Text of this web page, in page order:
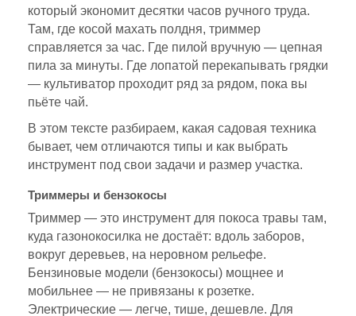
который экономит десятки часов ручного труда.
Там, где косой махать полдня, триммер
справляется за час. Где пилой вручную — цепная
пила за минуты. Где лопатой перекапывать грядки
— культиватор проходит ряд за рядом, пока вы
пьёте чай.
В этом тексте разбираем, какая садовая техника
бывает, чем отличаются типы и как выбрать
инструмент под свои задачи и размер участка.
Триммеры и бензокосы
Триммер — это инструмент для покоса травы там,
куда газонокосилка не достаёт: вдоль заборов,
вокруг деревьев, на неровном рельефе.
Бензиновые модели (бензокосы) мощнее и
мобильнее — не привязаны к розетке.
Электрические — легче, тише, дешевле. Для